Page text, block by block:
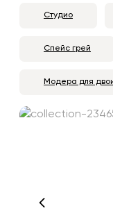
Студио
Спейс грей
Модера для